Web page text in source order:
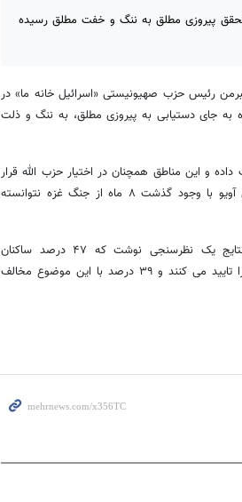
پیروزی مطلق به ننگ و خفت مطلق رسیده
رئیس حزب صهیونیستی «اسرائیل خانه ما» در
بعد از گذشت ۸ ماه از جنگ در غزه به جای دستیابی به پیروزی مطلق، به ننگ و ذلت
و این مناطق همچنان در اختیار حزب الله قرار
دارد و حزب الله هر کاری که می‌خواهد در آن انجام می‌دهد. تل آویو با وجود گذشت ۸ ماه از جنگ غزه نتوانسته
این در حالی است که روزنامه صهیونیستی معاریو با انتشار نتایج یک نظرسنجی نوشت که ۴۷ درصد ساکنان
سرزمین‌های اشغالی تصویب توافق آتش بس در برابر تبادل اسرا را تایید می کنند و ۳۹ درصد با این موضوع مخالف